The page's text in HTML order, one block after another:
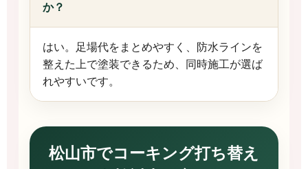
か？
はい。足場代をまとめやすく、防水ラインを
整えた上で塗装できるため、同時施工が選ば
れやすいです。
松山市でコーキング打ち替え